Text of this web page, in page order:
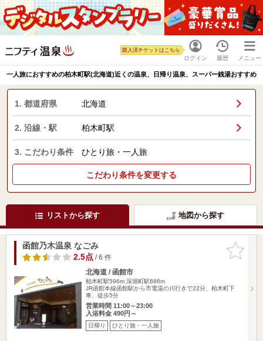
ログイン
購入済チケットはこちら
履歴 メニュー
一人旅におすすめの柏木町駅(北海道)近くの温泉、日帰り温泉、スーパー銭湯おすすめ
1. 都道府県 北海道
2. 沿線・駅 柏木町駅
3. こだわり条件 ひとり旅・一人旅
こだわり条件を変更する
リストから探す 地図から探す
お気に入
りに追加
函館乃木温泉 なごみ
2.5点/ 6 件
北海道 / 函館市
柏木町駅596m 深堀町駅686m
JR函館本線函館駅から市電湯の川行きで22分、柏木町下
車、徒歩5分
営業時間 11:00～23:00
入浴料金 490円～
日帰り ひとり旅・一人旅